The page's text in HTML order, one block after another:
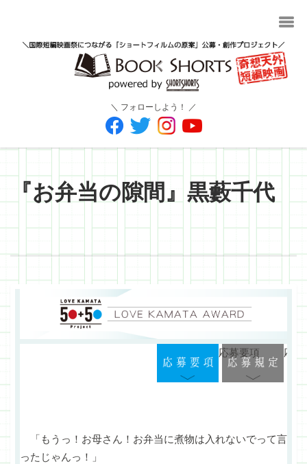
＼ フォローしよう！ ／
『お弁当の隙間』黒藪千代
応募
応募要項
「もうっ！お母さん！お弁当に煮物は入れないでって言
ったじゃんっ！」